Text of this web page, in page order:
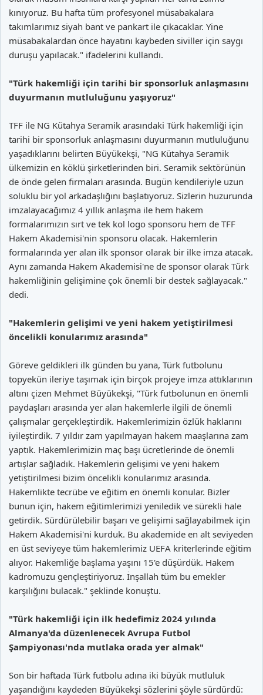
kınıyoruz. Bu hafta tüm profesyonel müsabakalara
takımlarımız siyah bant ve pankart ile çıkacaklar. Yine
müsabakalardan önce hayatını kaybeden siviller için saygı
duruşu yapılacak." ifadelerini kullandı.
"Türk hakemliği için tarihi bir sponsorluk anlaşmasını
duyurmanın mutluluğunu yaşıyoruz"
TFF ile NG Kütahya Seramik arasındaki Türk hakemliği için
tarihi bir sponsorluk anlaşmasını duyurmanın mutluluğunu
yaşadıklarını belirten Büyükekşi, "NG Kütahya Seramik
ülkemizin en köklü şirketlerinden biri. Seramik sektörünün
de önde gelen firmaları arasında. Bugün kendileriyle uzun
soluklu bir yol arkadaşlığını başlatıyoruz. Sizlerin huzurunda
imzalayacağımız 4 yıllık anlaşma ile hem hakem
formalarımızın sırt ve tek kol logo sponsoru hem de TFF
Hakem Akademisi'nin sponsoru olacak. Hakemlerin
formalarında yer alan ilk sponsor olarak bir ilke imza atacak.
Aynı zamanda Hakem Akademisi'ne de sponsor olarak Türk
hakemliğinin gelişimine çok önemli bir destek sağlayacak."
dedi.
"Hakemlerin gelişimi ve yeni hakem yetiştirilmesi
öncelikli konularımız arasında"
Göreve geldikleri ilk günden bu yana, Türk futbolunu
topyekün ileriye taşımak için birçok projeye imza attıklarının
altını çizen Mehmet Büyükekşi, "Türk futbolunun en önemli
paydaşları arasında yer alan hakemlerle ilgili de önemli
çalışmalar gerçekleştirdik. Hakemlerimizin özlük haklarını
iyileştirdik. 7 yıldır zam yapılmayan hakem maaşlarına zam
yaptık. Hakemlerimizin maç başı ücretlerinde de önemli
artışlar sağladık. Hakemlerin gelişimi ve yeni hakem
yetiştirilmesi bizim öncelikli konularımız arasında.
Hakemlikte tecrübe ve eğitim en önemli konular. Bizler
bunun için, hakem eğitimlerimizi yeniledik ve sürekli hale
getirdik. Sürdürülebilir başarı ve gelişimi sağlayabilmek için
Hakem Akademisi'ni kurduk. Bu akademide en alt seviyeden
en üst seviyeye tüm hakemlerimiz UEFA kriterlerinde eğitim
alıyor. Hakemliğe başlama yaşını 15'e düşürdük. Hakem
kadromuzu gençleştiriyoruz. İnşallah tüm bu emekler
karşılığını bulacak." şeklinde konuştu.
"Türk hakemliği için ilk hedefimiz 2024 yılında
Almanya'da düzenlenecek Avrupa Futbol
Şampiyonası'nda mutlaka orada yer almak"
Son bir haftada Türk futbolu adına iki büyük mutluluk
yaşandığını kaydeden Büyükekşi sözlerini şöyle sürdürdü: